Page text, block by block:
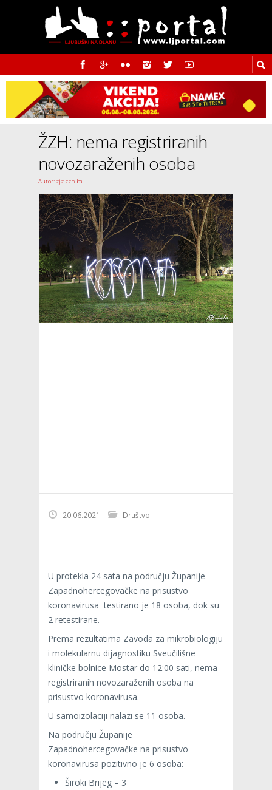
ŽZH: nema registriranih
novozaraženih osoba
Autor: zjz-zzh.ba
20.06.2021 Društvo
U protekla 24 sata na području Županije
Zapadnohercegovačke na prisustvo
koronavirusa testirano je 18 osoba, dok su
2 retestirane.
Prema rezultatima Zavoda za mikrobiologiju
i molekularnu dijagnostiku Sveučilišne
kliničke bolnice Mostar do 12:00 sati, nema
registriranih novozaraženih osoba na
prisustvo koronavirusa.
U samoizolaciji nalazi se 11 osoba.
Na području Županije
Zapadnohercegovačke na prisustvo
koronavirusa pozitivno je 6 osoba:
Široki Brijeg – 3